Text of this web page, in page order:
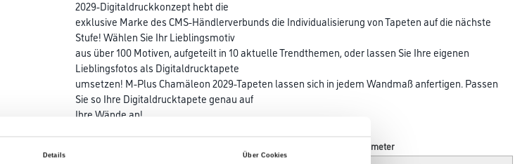
Details Über Cookies
2029-Digitaldruckkonzept hebt die
exklusive Marke des CMS-Händlerverbunds die Individualisierung von Tapeten auf die nächste
Stufe! Wählen Sie Ihr Lieblingsmotiv
aus über 100 Motiven, aufgeteilt in 10 aktuelle Trendthemen, oder lassen Sie Ihre eigenen
Lieblingsfotos als Digitaldrucktapete
umsetzen! M-Plus Chamäleon 2029-Tapeten lassen sich in jedem Wandmaß anfertigen. Passen
Sie so Ihre Digitaldrucktapete genau auf
Ihre Wände an!
Länge in centimeter